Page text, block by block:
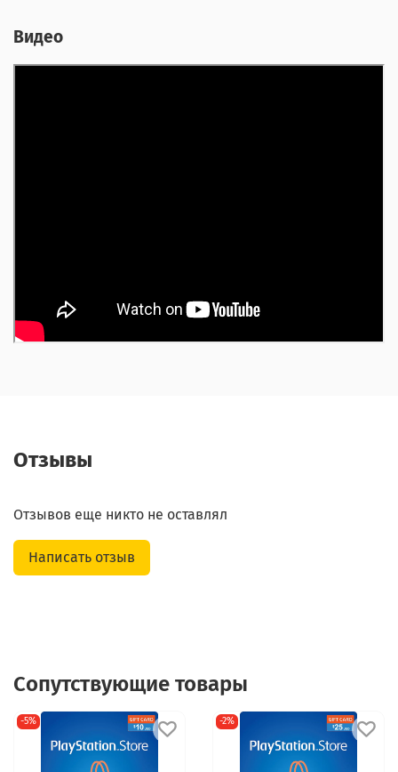
Видео
Отзывы
Отзывов еще никто не оставлял
Написать отзыв
Сопутствующие товары
-5% -2%